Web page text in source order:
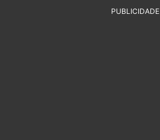
PUBLICIDADE